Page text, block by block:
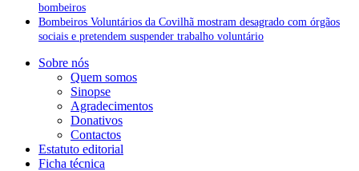
bombeiros
Bombeiros Voluntários da Covilhã mostram desagrado com órgãos
sociais e pretendem suspender trabalho voluntário
Sobre nós
Quem somos
Sinopse
Agradecimentos
Donativos
Contactos
Estatuto editorial
Ficha técnica